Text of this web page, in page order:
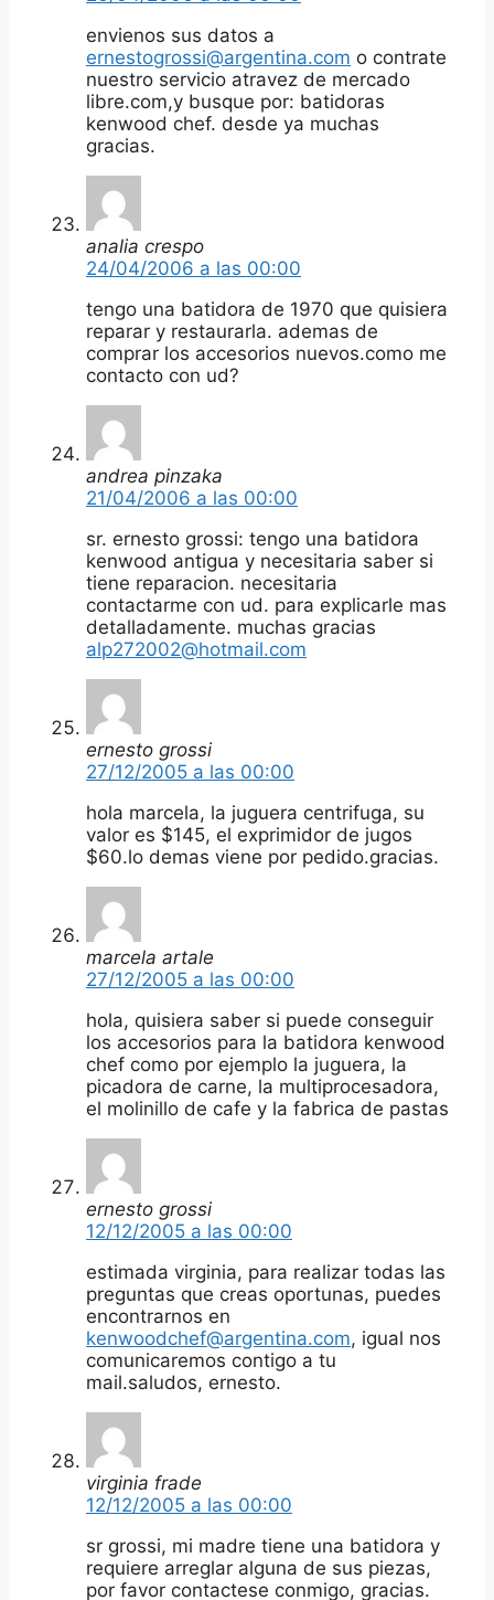
envienos sus datos a
ernestogrossi@argentina.com o contrate
nuestro servicio atravez de mercado
libre.com,y busque por: batidoras
kenwood chef. desde ya muchas
gracias.
analia crespo
24/04/2006 a las 00:00
tengo una batidora de 1970 que quisiera
reparar y restaurarla. ademas de
comprar los accesorios nuevos.como me
contacto con ud?
andrea pinzaka
21/04/2006 a las 00:00
sr. ernesto grossi: tengo una batidora
kenwood antigua y necesitaria saber si
tiene reparacion. necesitaria
contactarme con ud. para explicarle mas
detalladamente. muchas gracias
alp272002@hotmail.com
ernesto grossi
27/12/2005 a las 00:00
hola marcela, la juguera centrifuga, su
valor es $145, el exprimidor de jugos
$60.lo demas viene por pedido.gracias.
marcela artale
27/12/2005 a las 00:00
hola, quisiera saber si puede conseguir
los accesorios para la batidora kenwood
chef como por ejemplo la juguera, la
picadora de carne, la multiprocesadora,
el molinillo de cafe y la fabrica de pastas
ernesto grossi
12/12/2005 a las 00:00
estimada virginia, para realizar todas las
preguntas que creas oportunas, puedes
encontrarnos en
kenwoodchef@argentina.com, igual nos
comunicaremos contigo a tu
mail.saludos, ernesto.
virginia frade
12/12/2005 a las 00:00
sr grossi, mi madre tiene una batidora y
requiere arreglar alguna de sus piezas,
por favor contactese conmigo, gracias.